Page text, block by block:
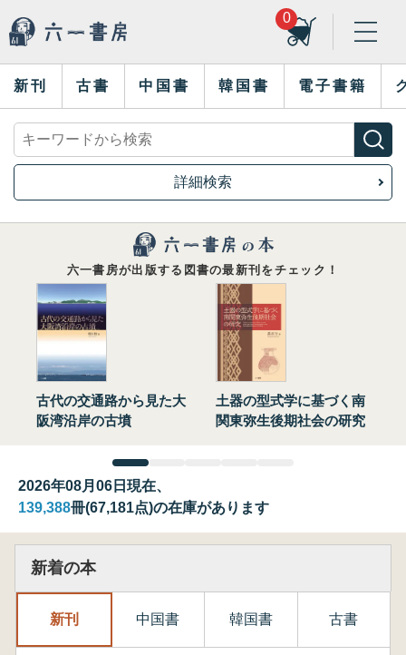
0
新刊 古書 中国書 韓国書 電子書籍
詳細検索
六一書房が出版する図書の最新刊をチェック！
古代の交通路から見た大
阪湾沿岸の古墳
土器の型式学に基づく南
関東弥生後期社会の研究
2026年08月06日現在、
139,388冊(67,181点)の在庫があります
新着の本
新刊 中国書 韓国書 古書